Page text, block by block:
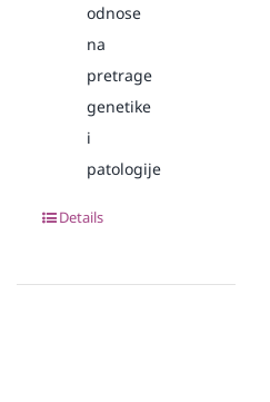
odnose
na
pretrage
genetike
i
patologije
Details